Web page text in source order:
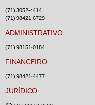
(71) 3052-4414
(71) 98421-6729
ADMINISTRATIVO:
(71) 98151-0184
FINANCEIRO:
(71) 98421-4477
JURÍDICO: